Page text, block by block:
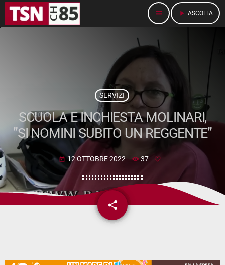
menu play_arrow ASCOLTA
SERVIZI
SCUOLA E INCHIESTA MOLINARI,
”SI NOMINI SUBITO UN REGGENTE”
today 12 OTTOBRE 2022 37
share
email